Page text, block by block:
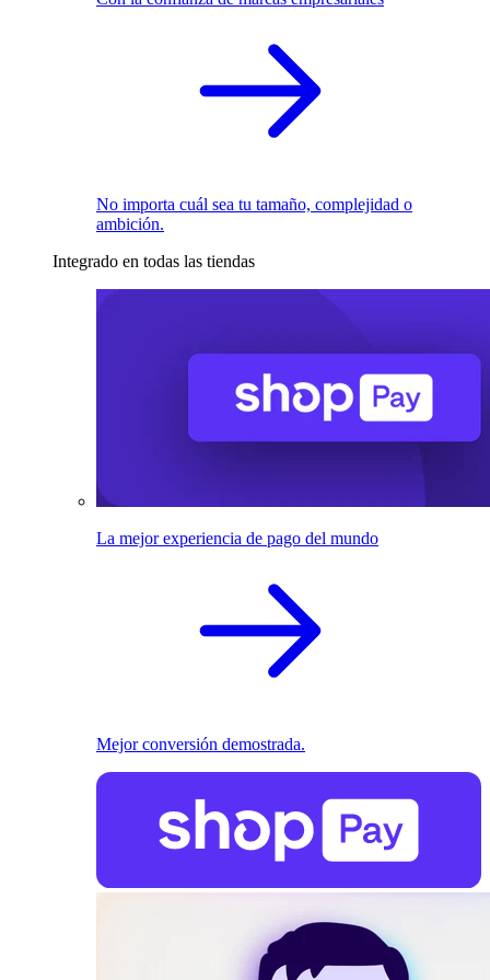
No importa cuál sea tu tamaño, complejidad o
ambición.
Integrado en todas las tiendas
La mejor experiencia de pago del mundo
Mejor conversión demostrada.